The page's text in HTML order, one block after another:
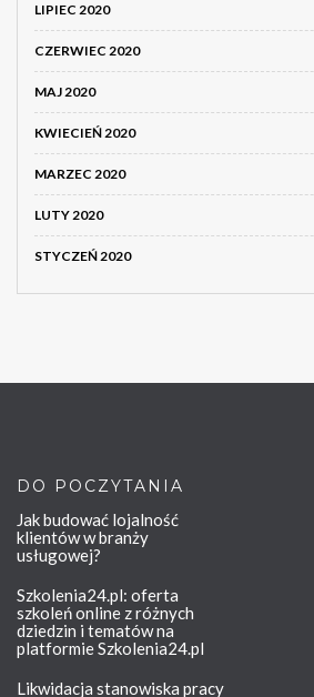
LIPIEC 2020
CZERWIEC 2020
MAJ 2020
KWIECIEŃ 2020
MARZEC 2020
LUTY 2020
STYCZEŃ 2020
DO POCZYTANIA
Jak budować lojalność
klientów w branży
usługowej?
Szkolenia24.pl: oferta
szkoleń online z różnych
dziedzin i tematów na
platformie Szkolenia24.pl
Likwidacja stanowiska pracy